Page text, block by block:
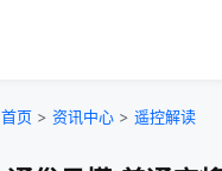
首页 > 资讯中心 > 遥控解读